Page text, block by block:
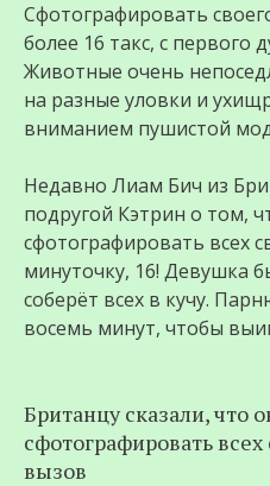
Сфотографировать
более 16 такс, с первого
Животные очень
на разные уловки и
вниманием пушистой
Недавно Лиам Бич из
подругой Кэтрин о том,
сфотографировать всех
минуточку, 16! Девушка
соберёт всех в кучу.
восемь минут, чтобы
Британцу сказали, что
сфотографировать
вызов